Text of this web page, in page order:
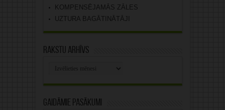
KOMPENSĒJAMĀS ZĀLES
UZTURA BAGĀTINĀTĀJI
Rakstu arhīvs
Gaidāmie pasākumi